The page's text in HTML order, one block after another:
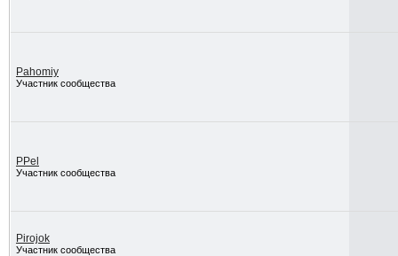
Pahomiy
Участник сообщества
PPel
Участник сообщества
Pirojok
Участник сообщества